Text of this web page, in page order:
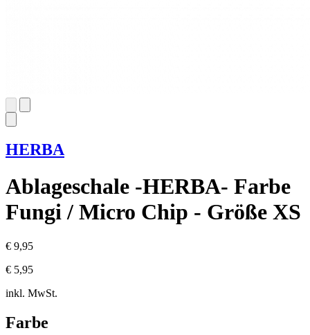
HERBA
Ablageschale -HERBA- Farbe
Fungi / Micro Chip - Größe XS
€ 9,95
€ 5,95
inkl. MwSt.
Farbe